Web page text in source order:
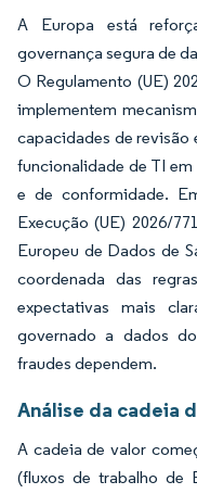
A Europa está
governança segura de
O Regulamento (UE)
implementem
capacidades de revisão
funcionalidade de TI
e de conformidade.
Execução (UE) 2026/
Europeu de Dados de
coordenada das
expectativas mais
governado a dados
fraudes dependem.
Análise da cadeia
A cadeia de valor
(fluxos de trabalho de